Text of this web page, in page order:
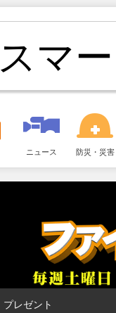
スマ
ニュース 防災・災害
プレゼント